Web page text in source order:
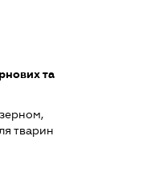
та
тварин